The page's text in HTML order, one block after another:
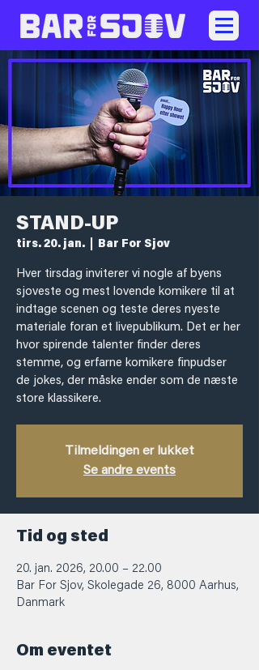
STAND-UP
tirs. 20. jan. Bar For Sjov
Hver tirsdag inviterer vi nogle af byens
sjoveste og mest lovende komikere til at
indtage scenen og teste deres nyeste
materiale foran et livepublikum. Det er her
hvor spirende talenter finder deres
stemme, og erfarne komikere finpudser
de jokes, der måske ender som de næste
store klassikere.
Tilmeldingen er lukket
Se andre events
Tid og sted
20. jan. 2026, 20.00 – 22.00
Bar For Sjov, Skolegade 26, 8000 Aarhus,
Danmark
Om eventet